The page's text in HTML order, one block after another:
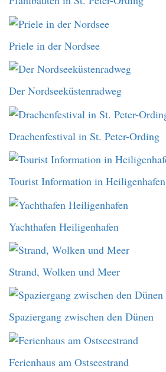
Priele in der Nordsee
Der Nordseeküstenradweg
Drachenfestival in St. Peter-Ording
Tourist Information in Heiligenhafen
Yachthafen Heiligenhafen
Strand, Wolken und Meer
Spaziergang zwischen den Dünen
Ferienhaus am Ostseestrand